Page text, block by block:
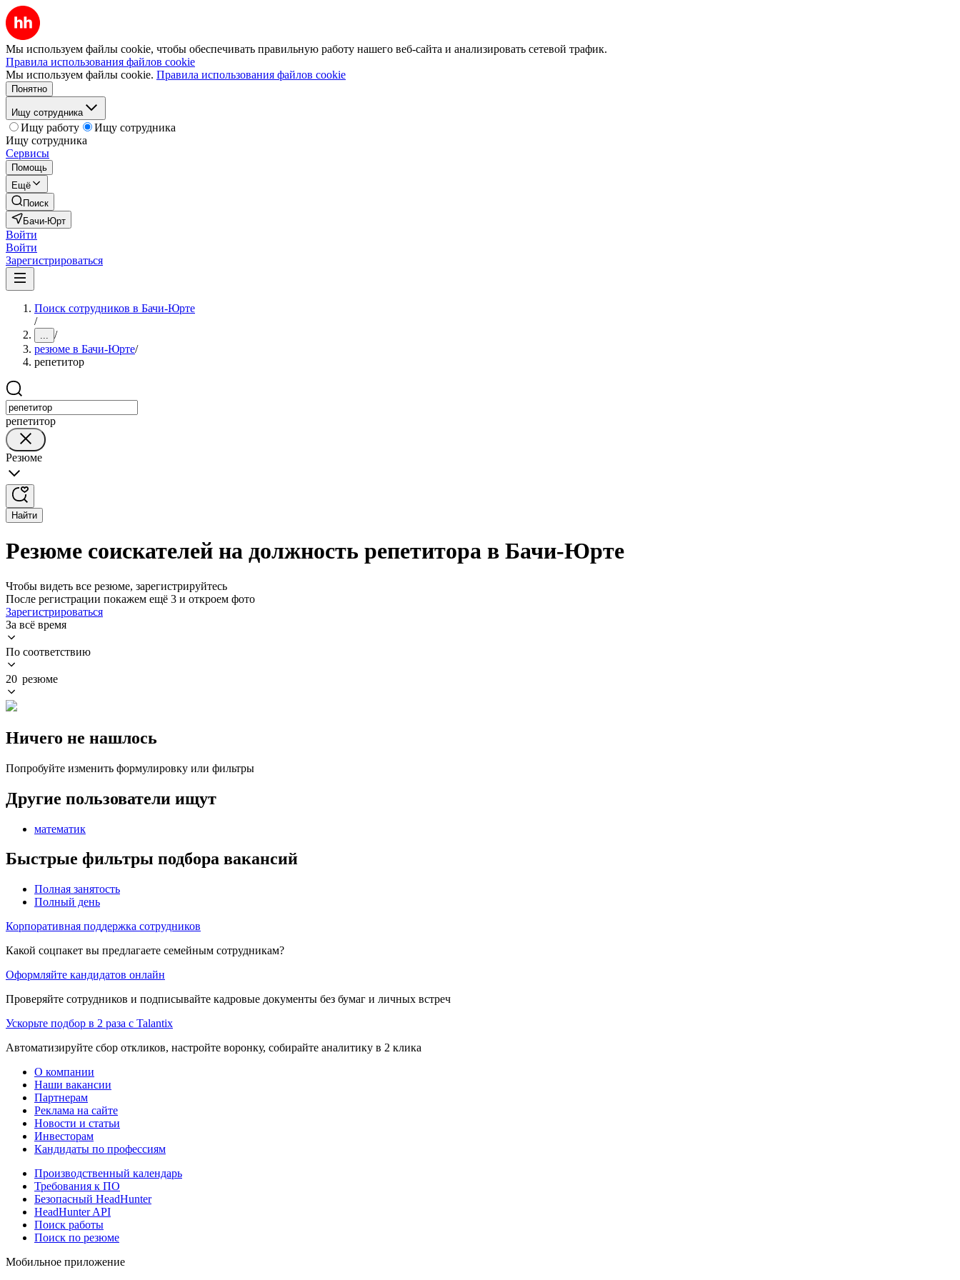
Мы используем файлы cookie, чтобы обеспечивать правильную работу нашего веб-сайта и анализировать сетевой трафик.
Правила использования файлов cookie
Мы используем файлы cookie. Правила использования файлов cookie
Понятно
Ищу сотрудника
Ищу работу
Ищу сотрудника
Ищу сотрудника
Сервисы
Помощь
Ещё
Поиск
Бачи-Юрт
Войти
Войти
Зарегистрироваться
Поиск сотрудников в Бачи-Юрте
/
... /
резюме в Бачи-Юрте/
репетитор
репетитор
Резюме
Найти
Резюме соискателей на должность репетитора в Бачи-Юрте
Чтобы видеть все резюме, зарегистрируйтесь
После регистрации покажем ещё 3 и откроем фото
Зарегистрироваться
За всё время
По соответствию
20 резюме
Ничего не нашлось
Попробуйте изменить формулировку или фильтры
Другие пользователи ищут
математик
Быстрые фильтры подбора вакансий
Полная занятость
Полный день
Корпоративная поддержка сотрудников
Какой соцпакет вы предлагаете семейным сотрудникам?
Оформляйте кандидатов онлайн
Проверяйте сотрудников и подписывайте кадровые документы без бумаг и личных встреч
Ускорьте подбор в 2 раза с Talantix
Автоматизируйте сбор откликов, настройте воронку, собирайте аналитику в 2 клика
О компании
Наши вакансии
Партнерам
Реклама на сайте
Новости и статьи
Инвесторам
Кандидаты по профессиям
Производственный календарь
Требования к ПО
Безопасный HeadHunter
HeadHunter API
Поиск работы
Поиск по резюме
Мобильное приложение